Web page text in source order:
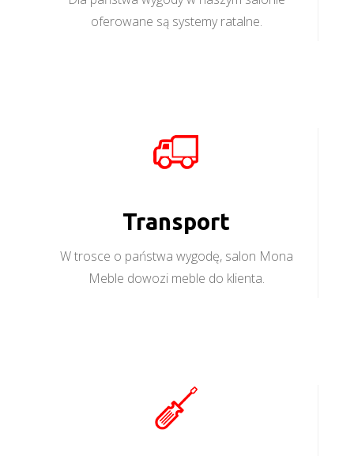
oferowane są systemy ratalne.
Transport
W trosce o państwa wygodę, salon Mona
Meble dowozi meble do klienta.